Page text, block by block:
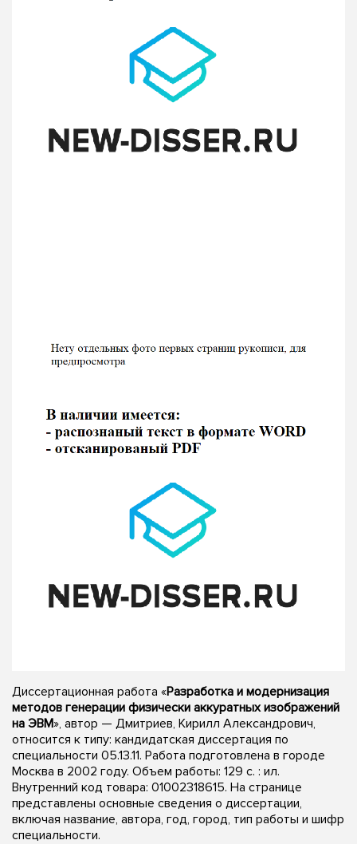
Диссертационная работа «Разработка и модернизация
методов генерации физически аккуратных изображений
на ЭВМ», автор — Дмитриев, Кирилл Александрович,
относится к типу: кандидатская диссертация по
специальности 05.13.11. Работа подготовлена в городе
Москва в 2002 году. Объем работы: 129 с. : ил.
Внутренний код товара: 01002318615. На странице
представлены основные сведения о диссертации,
включая название, автора, год, город, тип работы и шифр
специальности.